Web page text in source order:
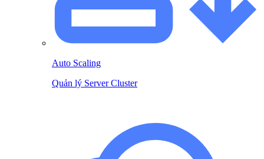
Auto Scaling
Quản lý Server Cluster